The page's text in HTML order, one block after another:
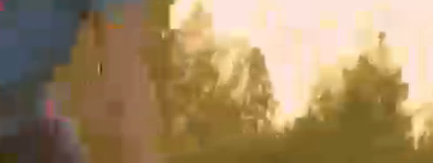
ללמוד אונליין
ללמוד
פרונטלי
תיכון השכלה גבוהה